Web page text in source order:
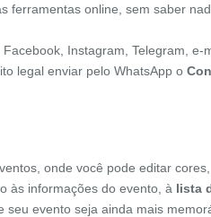
ferramentas online, sem saber
Instagram, Telegram, e-
legal enviar pelo WhatsApp o
onde você pode editar
às informações do evento, à lista
seu evento seja ainda mais